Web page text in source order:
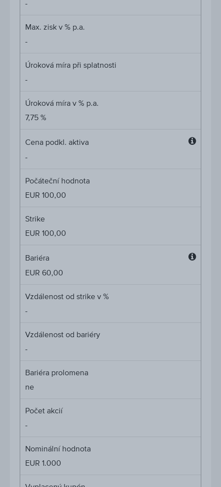
-
Max. zisk v % p.a.
-
Úroková míra při splatnosti
-
Úroková míra v % p.a.
7,75 %
Cena podkl. aktiva
-
Počáteční hodnota
EUR 100,00
Strike
EUR 100,00
Bariéra
EUR 60,00
Vzdálenost od strike v %
-
Vzdálenost od bariéry
-
Bariéra prolomena
ne
Počet akcií
-
Nominální hodnota
EUR 1.000